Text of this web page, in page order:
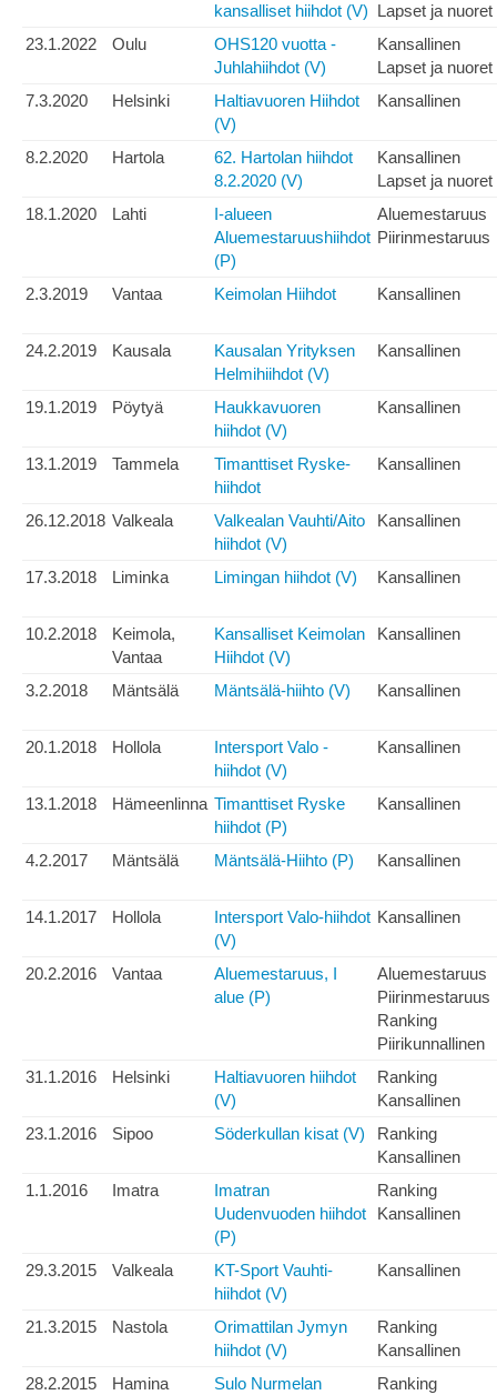
kansalliset hiihdot (V) Lapset ja nuoret
23.1.2022
Oulu
OHS120 vuotta -
Juhlahiihdot (V)
Kansallinen
Lapset ja nuoret
7.3.2020
Helsinki
Haltiavuoren Hiihdot
(V)
Kansallinen
8.2.2020 Hartola
62. Hartolan hiihdot
8.2.2020 (V)
Kansallinen
Lapset ja nuoret
18.1.2020
Lahti
I-alueen
Aluemestaruushiihdot
(P)
Aluemestaruus
Piirinmestaruus
2.3.2019 Vantaa Keimolan Hiihdot Kansallinen
24.2.2019 Kausala
Kausalan Yrityksen
Helmihiihdot (V)
Kansallinen
19.1.2019 Pöytyä
Haukkavuoren
hiihdot (V)
Kansallinen
13.1.2019 Tammela
Timanttiset Ryske-
hiihdot
Kansallinen
26.12.2018 Valkeala
Valkealan Vauhti/Aito
hiihdot (V)
Kansallinen
17.3.2018 Liminka Limingan hiihdot (V) Kansallinen
10.2.2018
Keimola,
Vantaa
Kansalliset Keimolan
Hiihdot (V)
Kansallinen
3.2.2018 Mäntsälä Mäntsälä-hiihto (V) Kansallinen
20.1.2018 Hollola
Intersport Valo -
hiihdot (V)
Kansallinen
13.1.2018 Hämeenlinna Timanttiset Ryske
hiihdot (P)
Kansallinen
4.2.2017 Mäntsälä Mäntsälä-Hiihto (P) Kansallinen
14.1.2017 Hollola
Intersport Valo-hiihdot
(V)
Kansallinen
20.2.2016 Vantaa
Aluemestaruus, I
alue (P)
Aluemestaruus
Piirinmestaruus
Ranking
Piirikunnallinen
31.1.2016
Helsinki
Haltiavuoren hiihdot
(V)
Ranking
Kansallinen
23.1.2016
Sipoo Söderkullan kisat (V)
Ranking
Kansallinen
1.1.2016
Imatra
Imatran
Uudenvuoden hiihdot
(P)
Ranking
Kansallinen
29.3.2015 Valkeala
KT-Sport Vauhti-
hiihdot (V)
Kansallinen
21.3.2015 Nastola
Orimattilan Jymyn
hiihdot (V)
Ranking
Kansallinen
28.2.2015
Hamina Sulo Nurmelan Ranking